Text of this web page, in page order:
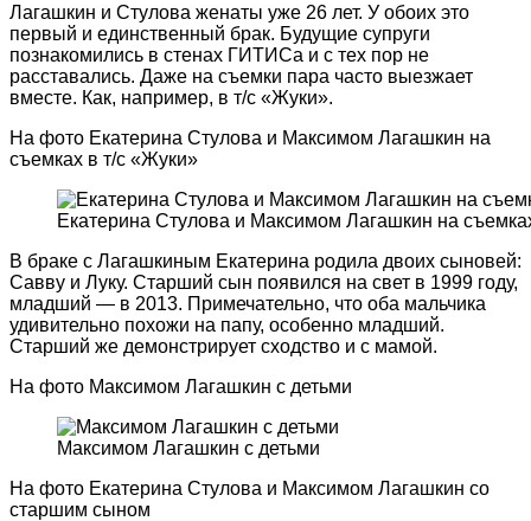
Лагашкин и Стулова женаты уже 26 лет. У обоих это
первый и единственный брак. Будущие супруги
познакомились в стенах ГИТИСа и с тех пор не
расставались. Даже на съемки пара часто выезжает
вместе. Как, например, в т/с «Жуки».
На фото Екатерина Стулова и Максимом Лагашкин на
съемках в т/с «Жуки»
Екатерина Стулова и Максимом Лагашкин на
В браке с Лагашкиным Екатерина родила двоих сыновей:
Савву и Луку. Старший сын появился на свет в 1999 году,
младший — в 2013. Примечательно, что оба мальчика
удивительно похожи на папу, особенно младший.
Старший же демонстрирует сходство и с мамой.
На фото Максимом Лагашкин с детьми
Максимом Лагашкин с детьми
На фото Екатерина Стулова и Максимом Лагашкин со
старшим сыном